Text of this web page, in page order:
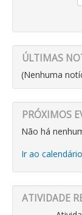
ÚLTIMAS
(Nenhuma
PRÓXIMOS
Não há
Ir ao calendário
ATIVIDADE